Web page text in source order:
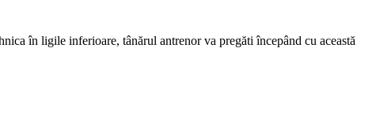
în ligile inferioare, tânărul antrenor va pregăti începând cu această